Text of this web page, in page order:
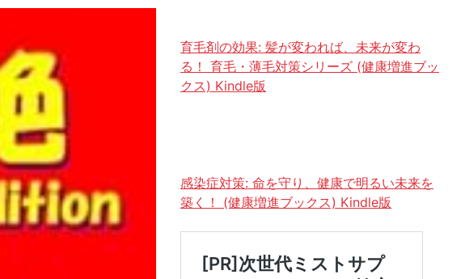
育毛剤の効果: 髪が変われば、未来が変わ
る！ 育毛・薄毛対策シリーズ (健康増進ブッ
クス) Kindle版
感染症対策: 命を守り、健康で明るい未来を
築く！ (健康増進ブックス) Kindle版